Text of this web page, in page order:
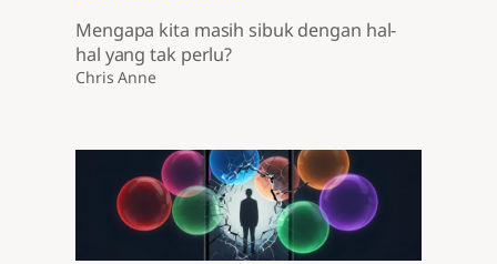
Mengapa kita masih sibuk dengan hal-
hal yang tak perlu?
Chris Anne